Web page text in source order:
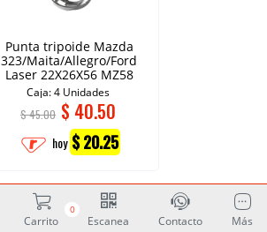
Punta tripoide Mazda
323/Maita/Allegro/Ford
Laser 22X26X56 MZ58
Caja: 4 Unidades
$ 45.00 $ 40.50
hoy $ 20.25
0
Carrito Escanea Contacto Más